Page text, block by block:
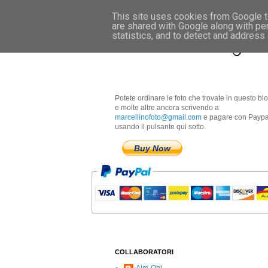
Marcellino
Potete ordinare le foto che trovate in questo
e molte altre ancora scrivendo a
marcellinofoto@gmail.com e pagare con
usando il pulsante qui sotto.
Buy Now
COLLABORATORI
This site uses cookies from Google
are shared with Google along with
statistics, and to detect and address